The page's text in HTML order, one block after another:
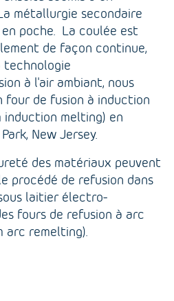
métallurgie secondaire
poche. La coulée est
de façon continue,
technologie
à l'air ambiant, nous
four de fusion à induction
induction melting) en
New Jersey.
des matériaux peuvent
procédé de refusion dans
laitier électro-
fours de refusion à arc
arc remelting).